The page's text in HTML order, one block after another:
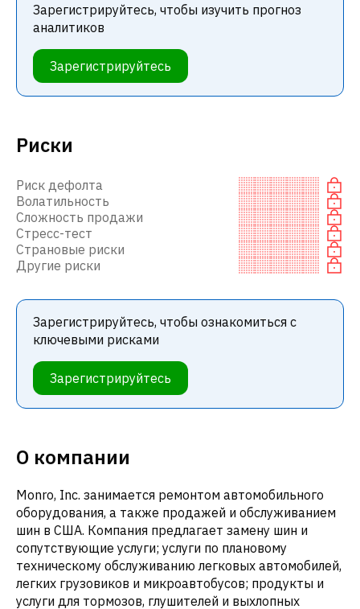
Риски
Риск дефолта
Волатильность
Сложность продажи
Стресс-тест
Страновые риски
Другие риски
Зарегистрируйтесь, чтобы ознакомиться с
ключевыми рисками
Зарегистрируйтесь
О компании
Monro, Inc. занимается ремонтом автомобильного
оборудования, а также продажей и обслуживанием
шин в США. Компания предлагает замену шин и
сопутствующие услуги; услуги по плановому
техническому обслуживанию легковых автомобилей,
легких грузовиков и микроавтобусов; продукты и
услуги для тормозов, глушителей и выхлопных
Зарегистрируйтесь, чтобы изучить прогноз
аналитиков
Зарегистрируйтесь